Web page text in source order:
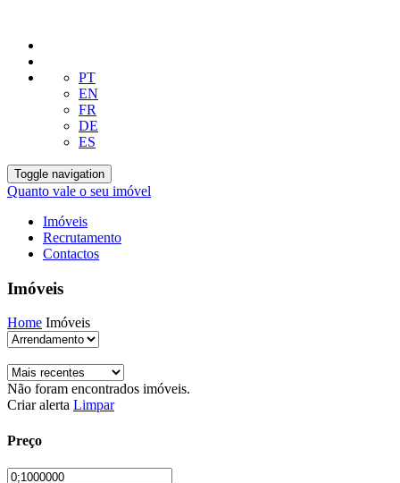
PT
EN
FR
DE
ES
Toggle navigation
Quanto vale o seu imóvel
Imóveis
Recrutamento
Contactos
Imóveis
Home Imóveis
Não foram encontrados imóveis.
Criar alerta Limpar
Preço